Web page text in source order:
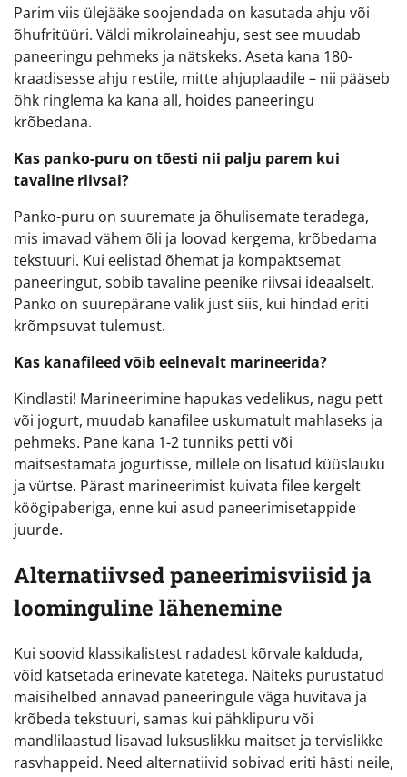
Parim viis ülejääke soojendada on kasutada ahju või
õhufritüüri. Väldi mikrolaineahju, sest see muudab
paneeringu pehmeks ja nätskeks. Aseta kana 180-
kraadisesse ahju restile, mitte ahjuplaadile – nii pääseb
õhk ringlema ka kana all, hoides paneeringu
krõbedana.
Kas panko-puru on tõesti nii palju parem kui
tavaline riivsai?
Panko-puru on suuremate ja õhulisemate teradega,
mis imavad vähem õli ja loovad kergema, krõbedama
tekstuuri. Kui eelistad õhemat ja kompaktsemat
paneeringut, sobib tavaline peenike riivsai ideaalselt.
Panko on suurepärane valik just siis, kui hindad eriti
krõmpsuvat tulemust.
Kas kanafileed võib eelnevalt marineerida?
Kindlasti! Marineerimine hapukas vedelikus, nagu pett
või jogurt, muudab kanafilee uskumatult mahlaseks ja
pehmeks. Pane kana 1-2 tunniks petti või
maitsestamata jogurtisse, millele on lisatud küüslauku
ja vürtse. Pärast marineerimist kuivata filee kergelt
köögipaberiga, enne kui asud paneerimisetappide
juurde.
Alternatiivsed paneerimisviisid ja
loominguline lähenemine
Kui soovid klassikalistest radadest kõrvale kalduda,
võid katsetada erinevate katetega. Näiteks purustatud
maisihelbed annavad paneeringule väga huvitava ja
krõbeda tekstuuri, samas kui pähklipuru või
mandlilaastud lisavad luksuslikku maitset ja tervislikke
rasvhappeid. Need alternatiivid sobivad eriti hästi neile,